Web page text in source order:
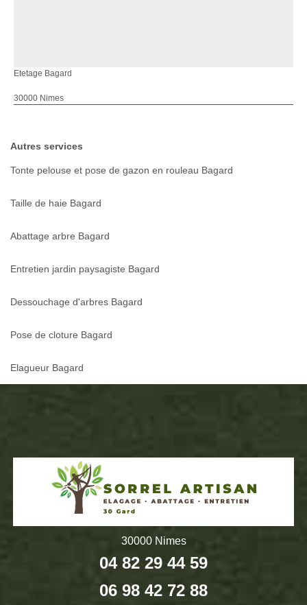
Etetage Bagard
30000 Nimes
Autres services
Tonte pelouse et pose de gazon en rouleau Bagard
Taille de haie Bagard
Abattage arbre Bagard
Entretien jardin paysagiste Bagard
Dessouchage d'arbres Bagard
Pose de cloture Bagard
Elagueur Bagard
30000 Nimes
04 82 29 44 59
06 98 42 72 88